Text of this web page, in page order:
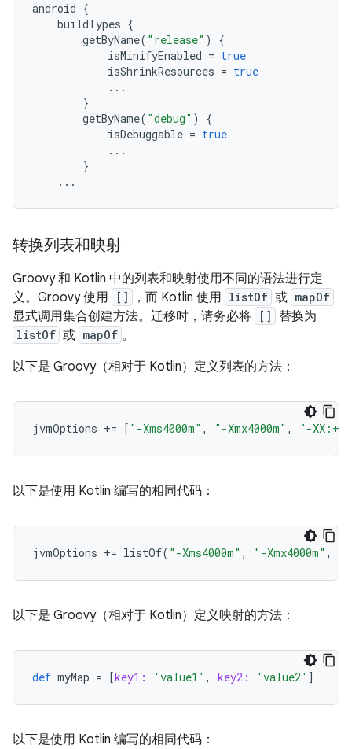
android {
buildTypes {
getByName( "release" )
{
isMinifyEnabled = true
isShrinkResources = true
...
}
getByName( "debug" )
{
isDebuggable = true
...
}
...
转换列表和映射
Groovy 和 Kotlin 中的列表和映射使用不同的语法进行定
义。Groovy 使用
[] ，而 Kotlin 使用 listOf 或 mapOf
显式调用集合创建方法。迁移时，请务必将 [] 替换为
listOf 或 mapOf 。
以下是 Groovy（相对于 Kotlin）定义列表的方法：
jvmOptions += [ "-Xms4000m" , "-Xmx4000m" , "-
以下是使用 Kotlin 编写的相同代码：
jvmOptions += listOf( "-Xms4000m" , "-Xmx4000m" ,
以下是 Groovy（相对于 Kotlin）定义映射的方法：
def myMap = [key1: 'value1' , key2: 'value2' ]
以下是使用 Kotlin 编写的相同代码：